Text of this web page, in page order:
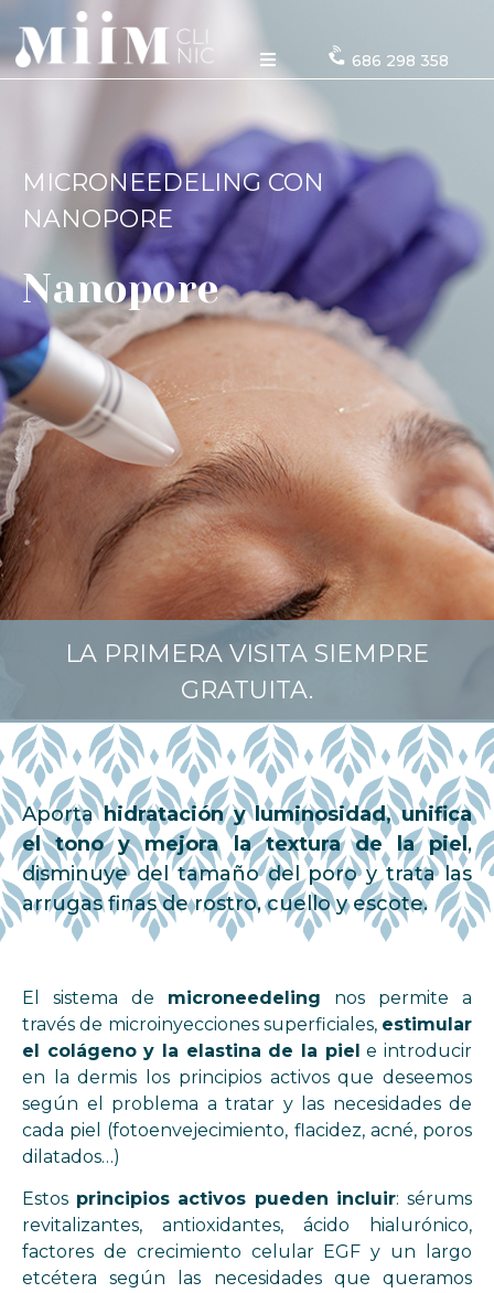
686 298 358
MICRONEEDELING CON
NANOPORE
Nanopore
LA PRIMERA VISITA SIEMPRE
GRATUITA.
Aportahidratación y luminosidad, unifica
el tono y mejora la textura de la piel ,
disminuye del tamaño del poro y trata las
arrugas finas de rostro, cuello y escote.
El sistema de microneedeling nos permite a
través de microinyecciones superficiales, estimular
el colágeno y la elastina de la piel e introducir
en la dermis los principios activos que deseemos
según el problema a tratar y las necesidades de
cada piel (fotoenvejecimiento, flacidez, acné, poros
dilatados…)
Estos principios activos pueden incluir: sérums
revitalizantes, antioxidantes, ácido hialurónico,
factores de crecimiento celular EGF y un largo
etcétera según las necesidades que queramos